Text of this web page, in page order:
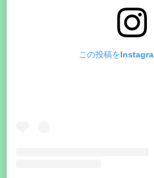
この投稿を